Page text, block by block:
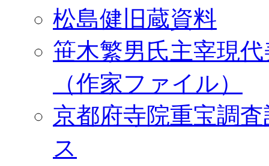
松島健旧蔵資料
笹木繁男氏主宰現
（作家ファイル）
京都府寺院重宝調
ス